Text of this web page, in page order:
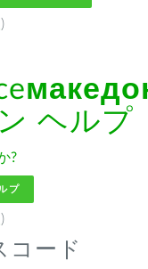
)
ヘルプ
?
プ
)
コード